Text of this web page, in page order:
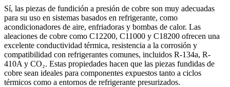
Sí, las piezas de fundición a presión de cobre son muy adecuadas
para su uso en sistemas basados en refrigerante, como
acondicionadores de aire, enfriadoras y bombas de calor. Las
aleaciones de cobre como C12200, C11000 y C18200 ofrecen una
excelente conductividad térmica, resistencia a la corrosión y
compatibilidad con refrigerantes comunes, incluidos R-134a, R-
410A y CO₂. Estas propiedades hacen que las piezas fundidas de
cobre sean ideales para componentes expuestos tanto a ciclos
térmicos como a entornos de refrigerante presurizados.